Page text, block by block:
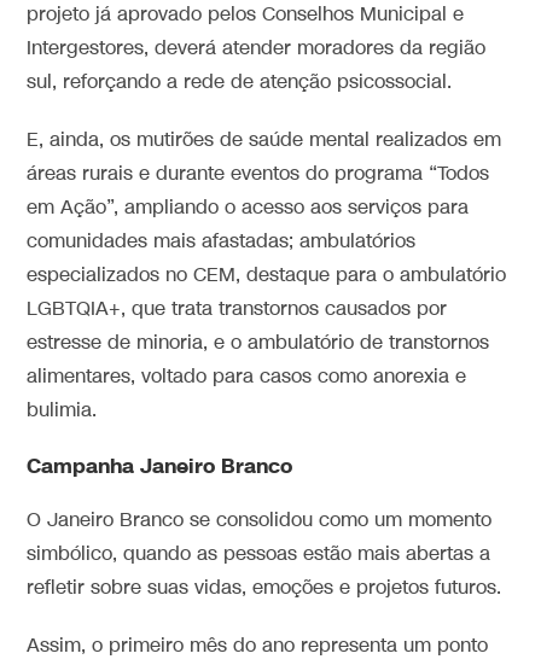
projeto já aprovado pelos Conselhos Municipal e
Intergestores, deverá atender moradores da região
sul, reforçando a rede de atenção psicossocial.
E, ainda, os mutirões de saúde mental realizados em
áreas rurais e durante eventos do programa “Todos
em Ação”, ampliando o acesso aos serviços para
comunidades mais afastadas; ambulatórios
especializados no CEM, destaque para o ambulatório
LGBTQIA+, que trata transtornos causados por
estresse de minoria, e o ambulatório de transtornos
alimentares, voltado para casos como anorexia e
bulimia.
Campanha Janeiro Branco
O Janeiro Branco se consolidou como um momento
simbólico, quando as pessoas estão mais abertas a
refletir sobre suas vidas, emoções e projetos futuros.
Assim, o primeiro mês do ano representa um ponto